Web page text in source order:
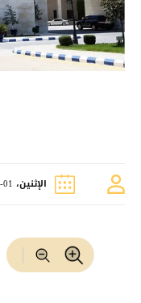
الإثنين، 01-06-2026